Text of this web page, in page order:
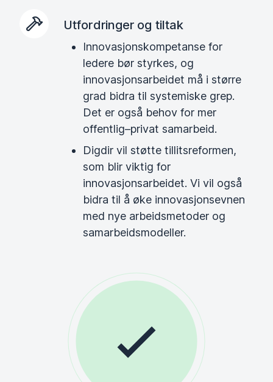
Utfordringer og tiltak
Innovasjonskompetanse for
ledere bør styrkes, og
innovasjonsarbeidet må i større
grad bidra til systemiske grep.
Det er også behov for mer
offentlig–privat samarbeid.
Digdir vil støtte tillitsreformen,
som blir viktig for
innovasjonsarbeidet. Vi vil også
bidra til å øke innovasjonsevnen
med nye arbeidsmetoder og
samarbeidsmodeller.